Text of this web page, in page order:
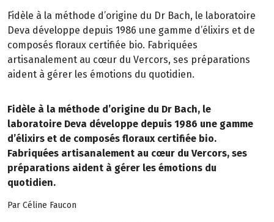
Fidèle à la méthode d’origine du Dr Bach, le laboratoire
Deva développe depuis 1986 une gamme d’élixirs et de
composés floraux certifiée bio. Fabriquées
artisanalement au cœur du Vercors, ses préparations
aident à gérer les émotions du quotidien.
Fidèle à la méthode d’origine du Dr Bach, le
laboratoire Deva développe depuis 1986 une gamme
d’élixirs et de composés floraux certifiée bio.
Fabriquées artisanalement au cœur du Vercors, ses
préparations aident à gérer les émotions du
quotidien.
Par Céline Faucon